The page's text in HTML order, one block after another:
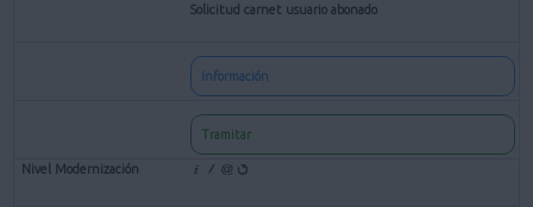
Solicitud carnet usuario abonado
Información
Tramitar